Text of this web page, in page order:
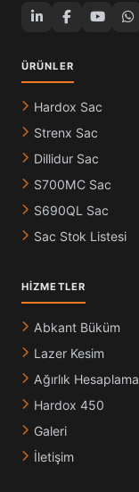
ÜRÜNLER
Hardox Sac
Strenx Sac
Dillidur Sac
S700MC Sac
S690QL Sac
Sac Stok Listesi
HIZMETLER
Abkant Büküm
Lazer Kesim
Ağırlık Hesaplama
Hardox 450
Galeri
İletişim